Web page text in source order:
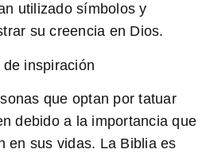
utilizado símbolos y
su creencia en Dios.
inspiración
que optan por tatuar
debido a la importancia que
en sus vidas. La Biblia es